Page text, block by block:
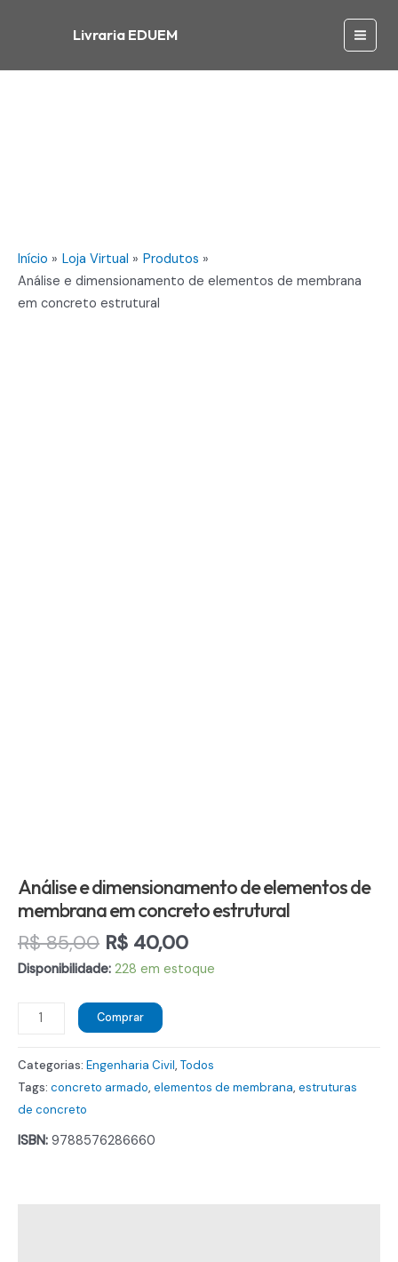
Livraria EDUEM
Main
Início Loja Virtual
Produtos
Análise e dimensionamento de elementos de membrana
em concreto estrutural
Análise e dimensionamento de elementos de
membrana em concreto estrutural
R$85,00 O
preço
era:
R$ 85,00.
R$ 40,00O
preço
Disponibilidade: 228 em estoque
Análise
dimensionamento
de
elementos
membrana
Comprar
Categorias: Engenharia Civil, Todos
Tags: concreto armado, elementos de membrana, estruturas
de concreto
ISBN: 9788576286660